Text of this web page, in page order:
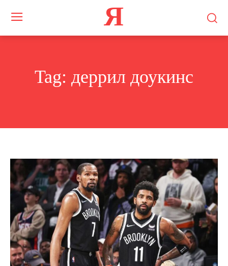
Я
Tag: деррил доукинс